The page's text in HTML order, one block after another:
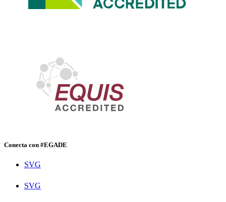
Conecta con #EGADE
SVG
SVG